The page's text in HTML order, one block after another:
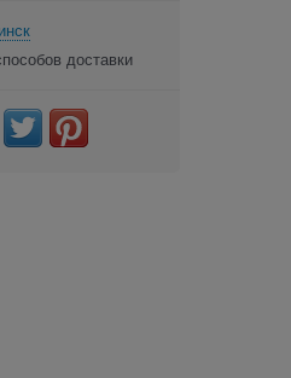
доставки